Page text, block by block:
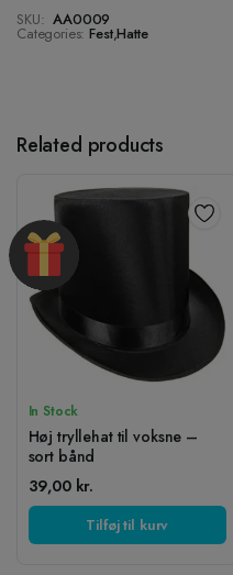
SKU: AA0009
Categories: Fest,Hatte
Related products
In Stock
Høj tryllehat til voksne –
sort bånd
39,00 kr.
Tilføj til kurv